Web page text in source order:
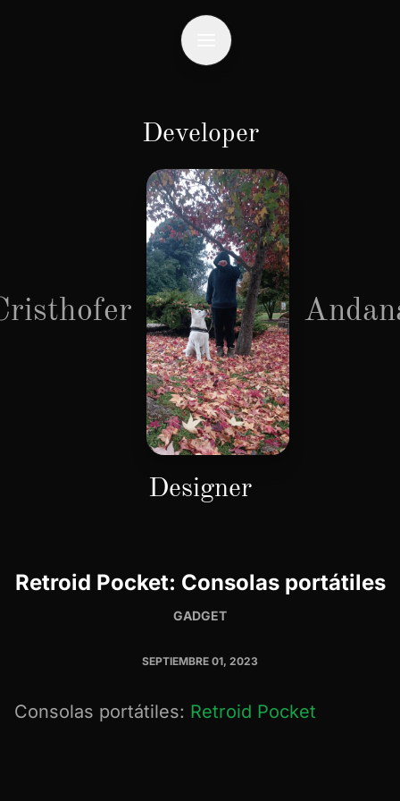
Developer
Designer
Retroid Pocket: Consolas portátiles
GADGET
SEPTIEMBRE 01, 2023
Consolas portátiles: Retroid Pocket